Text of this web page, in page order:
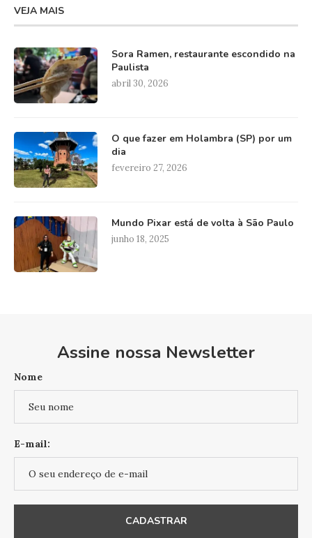
VEJA MAIS
Sora Ramen, restaurante escondido na
Paulista
abril 30, 2026
O que fazer em Holambra (SP) por um
dia
fevereiro 27, 2026
Mundo Pixar está de volta à São Paulo
junho 18, 2025
Assine nossa Newsletter
Nome
E-mail: